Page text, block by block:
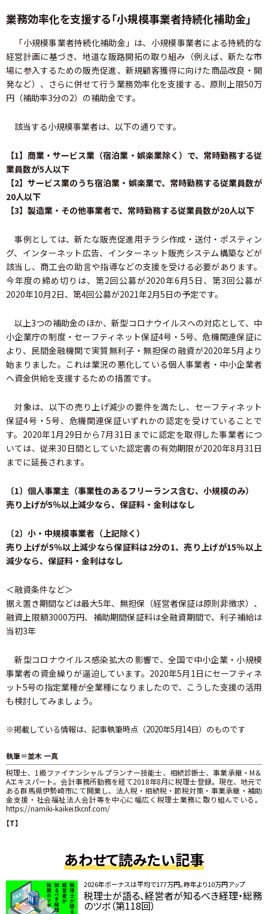
業務効率化を支援する「小規模事業者持続化補助金」
「小規模事業者持続化補助金」は、小規模事業者による持続的な
経営計画に基づき、地道な販路開拓の取り組み（例えば、新たな市
場に参入するための販売促進、新規顧客獲得に向けた商品改良・開
発など）、さらに併せて行う業務効率化を支援する、原則上限50万
円（補助率3分の2）の補助金です。
該当する小規模事業者は、以下の通りです。
【1】商業・サービス業（宿泊業・娯楽業除く）で、常時勤務する従
業員数が5人以下
【2】サービス業のうち宿泊業・娯楽業で、常時勤務する従業員数が
20人以下
【3】製造業・その他事業者で、常時勤務する従業員数が20人以下
事例としては、新たな販売促進用チラシ作成・送付・ポスティン
グ、インターネット広告、インターネット販売システム構築などが
該当し、商工会の助言や指導などの支援を受ける必要があります。
今年度の締め切りは、第2回公募が2020年6月5日、第3回公募が
2020年10月2日、第4回公募が2021年2月5日の予定です。
以上3つの補助金のほか、新型コロナウイルスへの対応として、中
小企業庁の制度・セーフティネット保証4号・5号、危機関連保証に
より、民間金融機関で実質無利子・無担保の融資が2020年5月より
始まりました。これは業況の悪化している個人事業者・中小企業者
へ資金供給を支援するための措置です。
対象は、以下の売り上げ減少の要件を満たし、セーフティネット
保証4号・5号、危機関連保証いずれかの認定を受けていることで
す。2020年1月29日から7月31日までに認定を取得した事業者につ
いては、従来30日間としていた認定書の有効期限が2020年8月31日
までに延長されます。
〔1〕個人事業主（事業性のあるフリーランス含む、小規模のみ）
売り上げが5％以上減少なら、保証料・金利はなし
〔2〕小・中規模事業者（上記除く）
売り上げが5％以上減少なら保証料は2分の1、売り上げが15％以上
減少なら、保証料・金利はなし
＜融資条件など＞
据え置き期間などは最大5年、無担保（経営者保証は原則非徴求）、
融資上限額3000万円、補助期間保証料は全融資期間で、利子補給は
当初3年
新型コロナウイルス感染拡大の影響で、全国で中小企業・小規模
事業者の資金繰りが逼迫しています。2020年5月1日にセーフティネ
ット5号の指定業種が全業種になりましたので、こうした支援の活用
も検討してみましょう。
※掲載している情報は、記事執筆時点（2020年5月14日）のものです
執筆＝並木 一真
税理士、1級ファイナンシャルプランナー技能士、相続診断士、事業承継・M＆
Aエキスパート。会計事務所勤務を経て2018年8月に税理士登録。現在、地元で
ある群馬県伊勢崎市にて開業し、法人税・相続税・節税対策・事業承継・補助
金支援・社会福祉法人会計等を中心に幅広く税理士業務に取り組んでいる。
https://namiki-kaikei.tkcnf.com/
【T】
あわせて読みたい記事
2026年ボーナスは平均で177万円。昨年より10万円アップ
税理士が語る、経営者が知るべき経理・総務
のツボ（第118回）